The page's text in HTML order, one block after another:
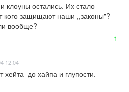
клоуны остались. Их стало
кого защищают наши ,,законы"?
вообще?
1
12:04
хейта  до хайпа и глупости.